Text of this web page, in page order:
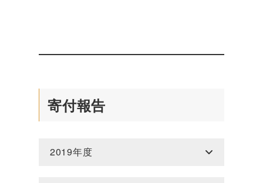
寄付報告
2019年度